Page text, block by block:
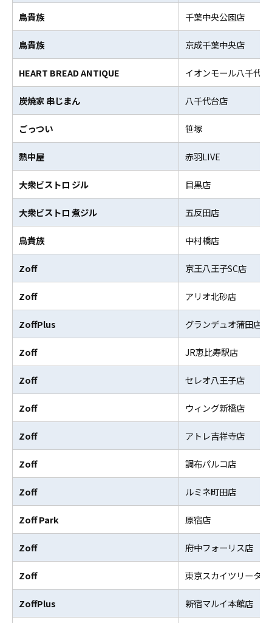
鳥貴族 千葉中央公園店
鳥貴族 京成千葉中央店
HEART BREAD ANTIQUE イオンモール八千代
炭焼家 串じまん 八千代台店
ごっつい 笹塚
熱中屋 赤羽LIVE
大衆ビストロ ジル 目黒店
大衆ビストロ 煮ジル 五反田店
鳥貴族 中村橋店
Zoff 京王八王子SC店
Zoff アリオ北砂店
ZoffPlus グランデュオ蒲田店
Zoff JR恵比寿駅店
Zoff セレオ八王子店
Zoff ウィング新橋店
Zoff アトレ吉祥寺店
Zoff 調布パルコ店
Zoff ルミネ町田店
Zoff Park 原宿店
Zoff 府中フォーリス店
Zoff 東京スカイツリータ
ZoffPlus 新宿マルイ本館店